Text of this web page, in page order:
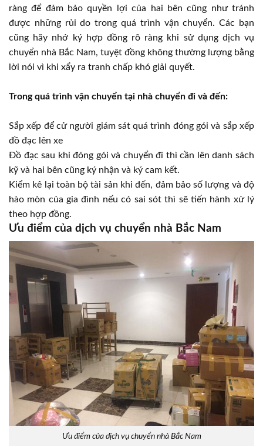
ràng để đảm bảo quyền lợi của hai bên cũng như tránh
được những rủi do trong quá trình vận chuyển. Các bạn
cũng hãy nhớ ký hợp đồng rõ ràng khi sử dụng dịch vụ
chuyển nhà Bắc Nam, tuyệt đồng không thường lượng bằng
lời nói vì khi xẩy ra tranh chấp khó giải quyết.
Trong quá trình vận chuyển tại nhà chuyển đi và đến:
Sắp xếp để cử người giám sát quá trình đóng gói và sắp xếp
đồ đạc lên xe
Đồ đạc sau khi đóng gói và chuyển đi thì cần lên danh sách
kỹ và hai bên cũng ký nhận và ký cam kết.
Kiểm kê lại toàn bộ tài sản khi đến, đảm bảo số lượng và độ
hào mòn của gia đình nếu có sai sót thì sẽ tiến hành xử lý
theo hợp đồng.
Ưu điểm của dịch vụ chuyển nhà Bắc Nam
Ưu điểm của dịch vụ chuyển nhà Bắc Nam